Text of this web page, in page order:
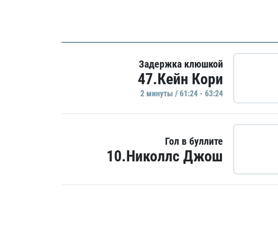
Задержка клюшкой
47.Кейн Кори
2 минуты / 61:24 - 63:24
Гол в буллите
10.Николлс Джош